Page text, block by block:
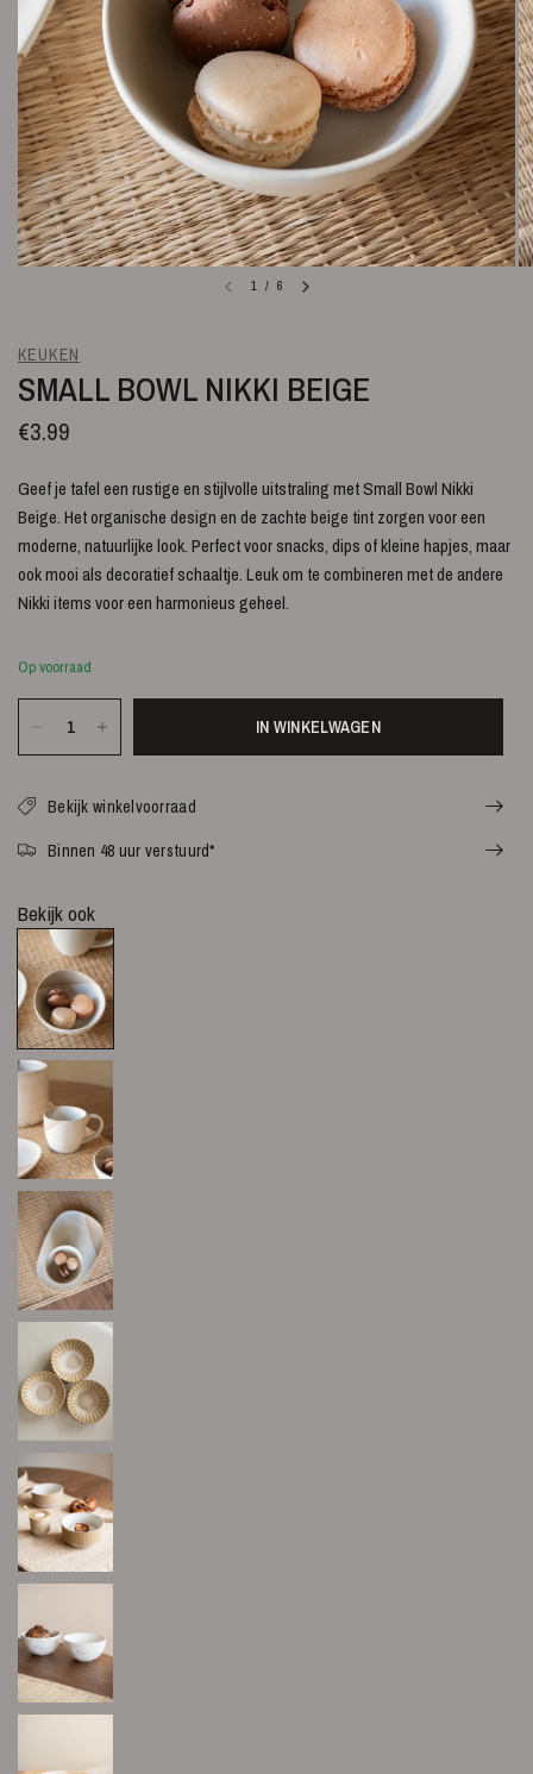
1 / 6
KEUKEN
SMALL BOWL NIKKI BEIGE
€3.99
Geef je tafel een rustige en stijlvolle uitstraling met Small Bowl Nikki
Beige. Het organische design en de zachte beige tint zorgen voor een
moderne, natuurlijke look. Perfect voor snacks, dips of kleine hapjes, maar
ook mooi als decoratief schaaltje. Leuk om te combineren met de andere
Nikki items voor een harmonieus geheel.
Op voorraad
IN WINKELWAGEN
Bekijk winkelvoorraad
Binnen 48 uur verstuurd*
Bekijk ook